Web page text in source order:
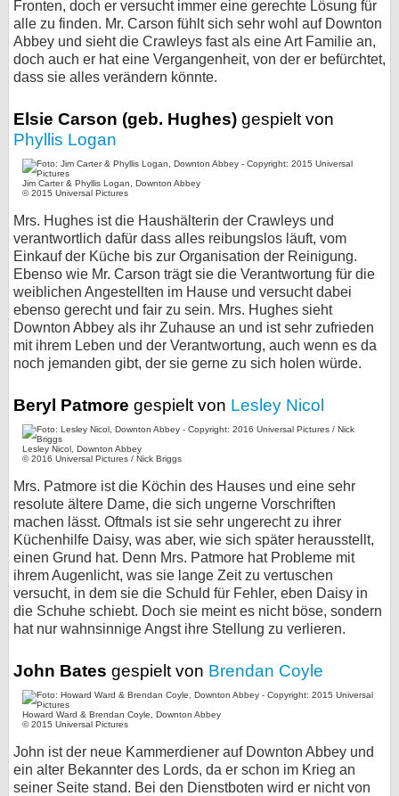
Fronten, doch er versucht immer eine gerechte Lösung für
alle zu finden. Mr. Carson fühlt sich sehr wohl auf Downton
Abbey und sieht die Crawleys fast als eine Art Familie an,
doch auch er hat eine Vergangenheit, von der er befürchtet,
dass sie alles verändern könnte.
Elsie Carson (geb. Hughes) gespielt von
Phyllis Logan
Jim Carter & Phyllis Logan, Downton Abbey
© 2015 Universal Pictures
Mrs. Hughes ist die Haushälterin der Crawleys und
verantwortlich dafür dass alles reibungslos läuft, vom
Einkauf der Küche bis zur Organisation der Reinigung.
Ebenso wie Mr. Carson trägt sie die Verantwortung für die
weiblichen Angestellten im Hause und versucht dabei
ebenso gerecht und fair zu sein. Mrs. Hughes sieht
Downton Abbey als ihr Zuhause an und ist sehr zufrieden
mit ihrem Leben und der Verantwortung, auch wenn es da
noch jemanden gibt, der sie gerne zu sich holen würde.
Beryl Patmore gespielt von Lesley Nicol
Lesley Nicol, Downton Abbey
© 2016 Universal Pictures / Nick Briggs
Mrs. Patmore ist die Köchin des Hauses und eine sehr
resolute ältere Dame, die sich ungerne Vorschriften
machen lässt. Oftmals ist sie sehr ungerecht zu ihrer
Küchenhilfe Daisy, was aber, wie sich später herausstellt,
einen Grund hat. Denn Mrs. Patmore hat Probleme mit
ihrem Augenlicht, was sie lange Zeit zu vertuschen
versucht, in dem sie die Schuld für Fehler, eben Daisy in
die Schuhe schiebt. Doch sie meint es nicht böse, sondern
hat nur wahnsinnige Angst ihre Stellung zu verlieren.
John Bates gespielt von Brendan Coyle
Howard Ward & Brendan Coyle, Downton Abbey
© 2015 Universal Pictures
John ist der neue Kammerdiener auf Downton Abbey und
ein alter Bekannter des Lords, da er schon im Krieg an
seiner Seite stand. Bei den Dienstboten wird er nicht von